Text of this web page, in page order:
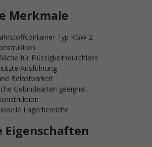
Merkmale
Typ KGW 2
für Flüssigkeitsdurchlass
Ausführung
Belastbarkeit
Gebindearten geeignet
Lagerbereiche
Eigenschaften